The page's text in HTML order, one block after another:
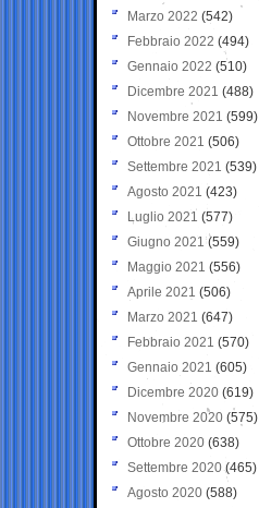
Marzo 2022 (542)
Febbraio 2022 (494)
Gennaio 2022 (510)
Dicembre 2021 (488)
Novembre 2021 (599)
Ottobre 2021 (506)
Settembre 2021 (539)
Agosto 2021 (423)
Luglio 2021 (577)
Giugno 2021(559)
Maggio 2021 (556)
Aprile 2021 (506)
Marzo 2021 (647)
Febbraio 2021 (570)
Gennaio 2021 (605)
Dicembre 2020 (619)
Novembre 2020 (575)
Ottobre 2020 (638)
Settembre 2020(465)
Agosto 2020 (588)